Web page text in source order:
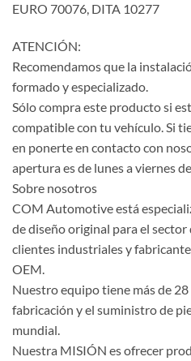
EURO 70076, DITA 10277
ATENCIÓN:
Recomendamos que la
formado y especializado.
Sólo compra este producto si
compatible con tu vehículo. Si
en ponerte en contacto con
apertura es de lunes a viernes
Sobre nosotros
COM Automotive está
de diseño original para el
clientes industriales y
OEM.
Nuestro equipo tiene más de
fabricación y el suministro de
mundial.
Nuestra MISIÓN es ofrecer